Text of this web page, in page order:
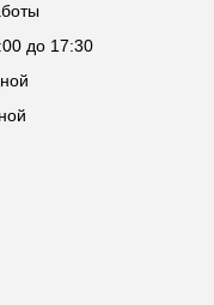
до 17:30